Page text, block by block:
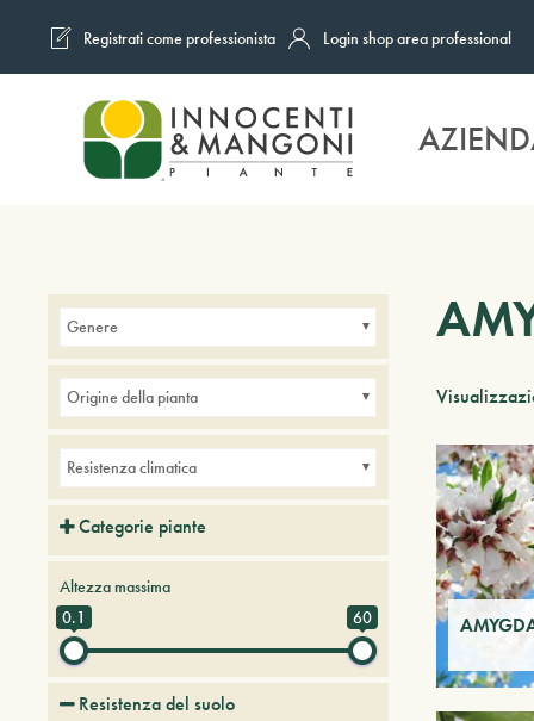
Skip to main content
Registrati come professionista Login shop area professional
Genere
Origine della pianta
Resistenza climatica
Categorie piante
Alberi e arbusti a foglia caduca
Alberi e arbusti persistenti
Alberi e piante del futuro
Altezza massima
0.1
60
Resistenza del suolo